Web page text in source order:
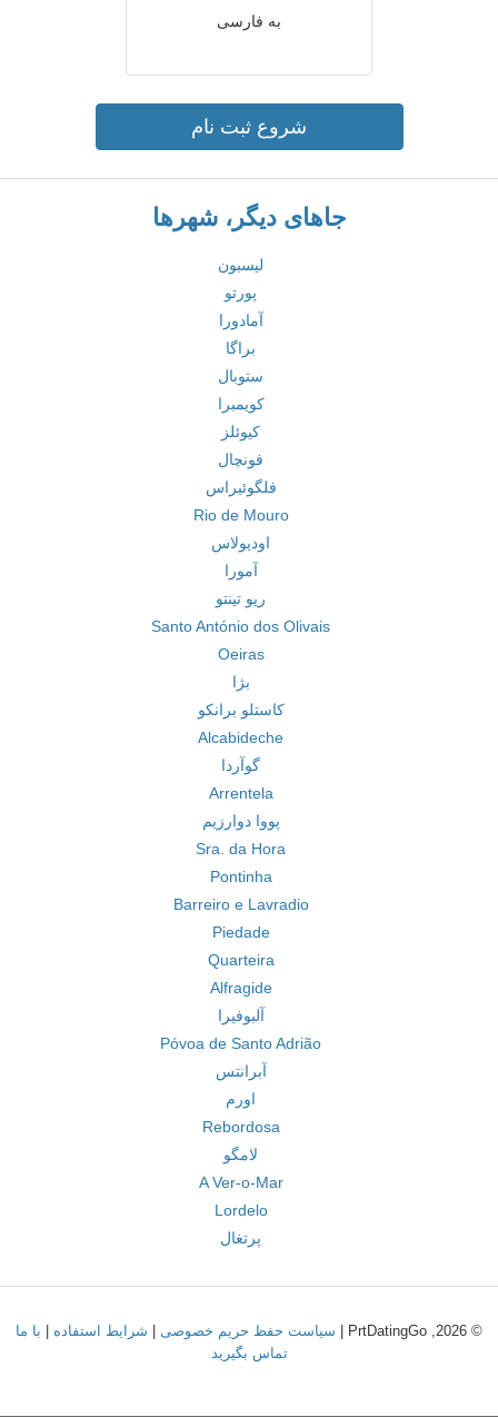
به فارسی
شروع ثبت نام
جاهای دیگر، شهرها
لیسبون
پورتو
آمادورا
براگا
ستوبال
کویمبرا
کیوئلز
فونچال
فلگوئیراس
Rio de Mouro
اودیولاس
آمورا
ریو تینتو
Santo António dos Olivais
Oeiras
بژا
کاستلو برانکو
Alcabideche
گوآردا
Arrentela
پووا دوارزیم
Sra. da Hora
Pontinha
Barreiro e Lavradio
Piedade
Quarteira
Alfragide
آلبوفیرا
Póvoa de Santo Adrião
آبرانتس
اورم
Rebordosa
لامگو
A Ver-o-Mar
Lordelo
پرتغال
© 2026, PrtDatingGo | سیاست حفظ حریم خصوصی شرایط استفاده
با ما
تماس بگیرید